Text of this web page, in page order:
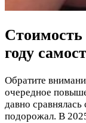
году
Обратите
очередное
давно
подорожал. В